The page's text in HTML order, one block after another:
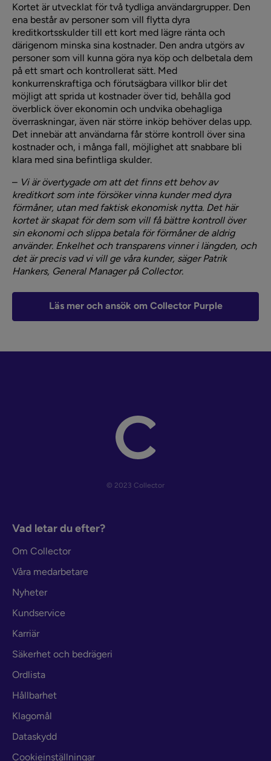
Kortet är utvecklat för två tydliga användargrupper. Den
ena består av personer som vill flytta dyra
kreditkortsskulder till ett kort med lägre ränta och
därigenom minska sina kostnader. Den andra utgörs av
personer som vill kunna göra nya köp och delbetala dem
på ett smart och kontrollerat sätt. Med
konkurrenskraftiga och förutsägbara villkor blir det
möjligt att sprida ut kostnader över tid, behålla god
överblick över ekonomin och undvika obehagliga
överraskningar, även när större inköp behöver delas upp.
Det innebär att användarna får större kontroll över sina
kostnader och, i många fall, möjlighet att snabbare bli
klara med sina befintliga skulder.
– Vi är övertygade om att det finns ett behov av
kreditkort som inte försöker vinna kunder med dyra
förmåner, utan med faktisk ekonomisk nytta. Det här
kortet är skapat för dem som vill få bättre kontroll över
sin ekonomi och slippa betala för förmåner de aldrig
använder. Enkelhet och transparens vinner i längden, och
det är precis vad vi vill ge våra kunder, säger Patrik
Hankers, General Manager på Collector.
Läs mer och ansök om Collector Purple
© 2023 Collector
Vad letar du efter?
Om Collector
Våra medarbetare
Nyheter
Kundservice
Karriär
Säkerhet och bedrägeri
Ordlista
Hållbarhet
Klagomål
Dataskydd
Cookieinställningar